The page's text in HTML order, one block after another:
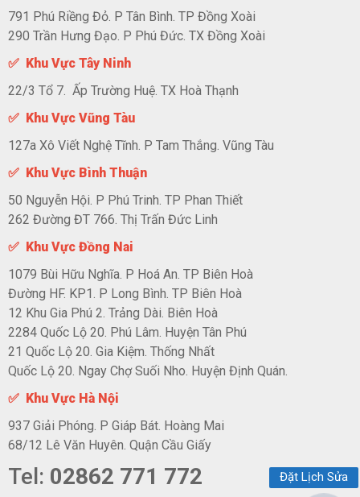
791 Phú Riềng Đỏ. P Tân Bình. TP Đồng Xoài
290 Trần Hưng Đạo. P Phú Đức. TX Đồng Xoài
✅ Khu Vực Tây Ninh
22/3 Tổ 7. Ấp Trường Huệ. TX Hoà Thạnh
✅ Khu Vực Vũng Tàu
127a Xô Viết Nghệ Tĩnh. P Tam Thắng. Vũng Tàu
✅ Khu Vực Bình Thuận
50 Nguyễn Hội. P Phú Trinh. TP Phan Thiết
262 Đường ĐT 766. Thị Trấn Đức Linh
✅ Khu Vực Đồng Nai
1079 Bùi Hữu Nghĩa. P Hoá An. TP Biên Hoà
Đường HF. KP1. P Long Bình. TP Biên Hoà
12 Khu Gia Phú 2. Trảng Dài. Biên Hoà
2284 Quốc Lộ 20. Phú Lâm. Huyện Tân Phú
21 Quốc Lộ 20. Gia Kiệm. Thống Nhất
Quốc Lộ 20. Ngay Chợ Suối Nho. Huyện Định Quán.
✅ Khu Vực Hà Nội
937 Giải Phóng. P Giáp Bát. Hoàng Mai
68/12 Lê Văn Huyên. Quận Cầu Giấy
Tel: 02862 771 772 Đặt Lịch Sửa